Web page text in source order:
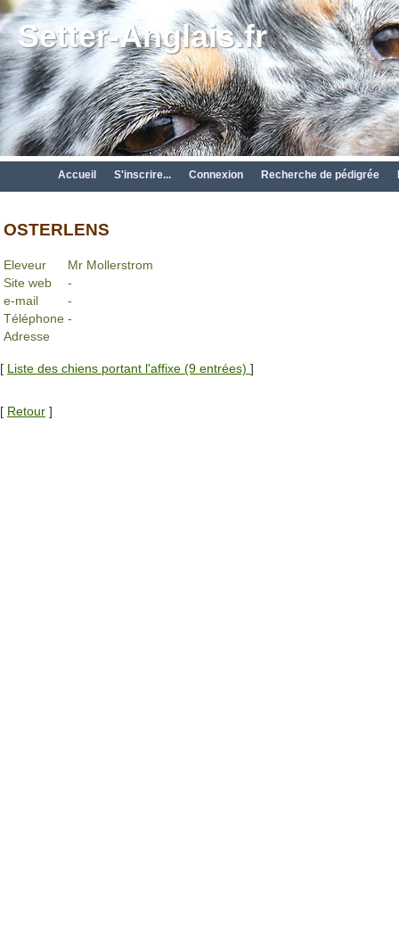
Setter-Anglais.fr
Accueil S'inscrire... Connexion Recherche de pédigrée
OSTERLENS
Eleveur
Mr Mollerstrom
Site web
-
e-mail
-
Téléphone -
Adresse
[ Liste des chiens portant l'affixe (9 entrées) ]
[ Retour ]